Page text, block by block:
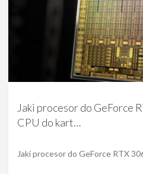
Jaki procesor do GeForce
CPU do kart…
Jaki procesor do GeForce RTX